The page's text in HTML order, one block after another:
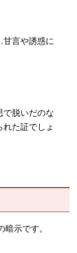
言や誘惑に
脱いだのな
た証でしょ
示です。